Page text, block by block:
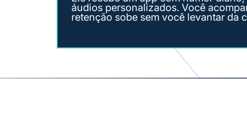
áudios personalizados. Você
retenção sobe sem você levantar da